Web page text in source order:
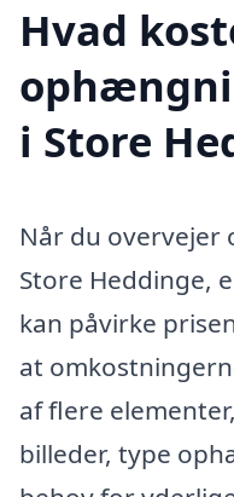
Hvad
i Store
Når du
Store Heddinge,
kan påvirke
at
af flere
billeder, type